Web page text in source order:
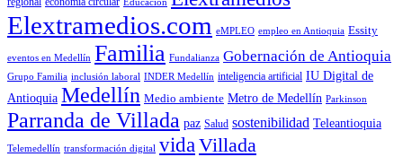
Elextramedios.com eMPLEO empleo en Antioquia Essity
eventos en Medellín Familia Fundalianza Gobernación de Antioquia
Grupo Familia inclusión laboral INDER Medellín inteligencia artificial IU Digital de
Antioquia Medellín Medio ambiente Metro de Medellín Parkinson
Parranda de Villada paz Salud sostenibilidad Teleantioquia
Telemedellín transformación digital vida Villada